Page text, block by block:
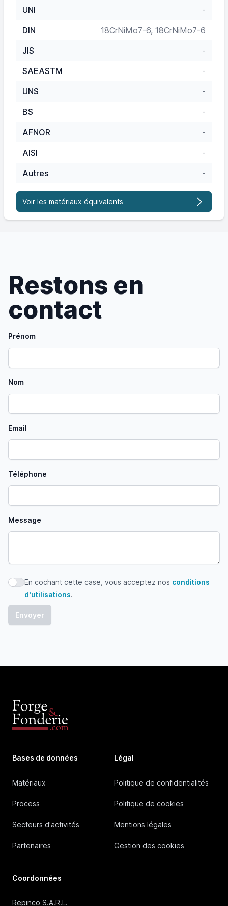
UNI
-
DIN
18CrNiMo7-6, 18CrNiMo7-6
JIS
-
SAEASTM
-
UNS
-
BS
-
AFNOR
-
AISI
-
Autres
-
Voir les matériaux équivalents
Restons en
contact
Prénom
Nom
Email
Téléphone
Message
En cochant cette case, vous acceptez nos conditions
En cochant cette case, vous acceptez nos conditions
d'utilisations.
Bases de données
Matériaux
Process
Secteurs d'activités
Partenaires
Légal
Politique de confidentialités
Politique de cookies
Mentions légales
Gestion des cookies
Coordonnées
Repinco S.A.R.L.